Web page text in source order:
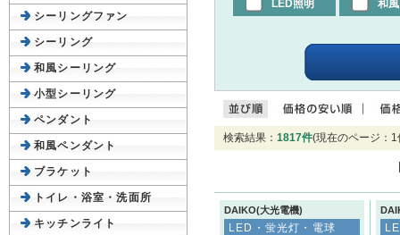
LED照明 和
検索結果： 1817件(現在のページ：
DAIKO(大光電機)
LED・蛍光灯・電球
シーリングファン
シーリング
和風シーリング
小型シーリング
ペンダント
和風ペンダント
ブラケット
トイレ・浴室・洗面所
キッチンライト